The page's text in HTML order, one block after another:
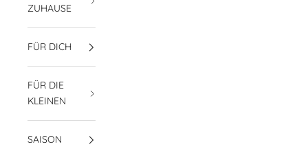
ZUHAUSE
FÜR DICH
FÜR DIE
KLEINEN
SAISON